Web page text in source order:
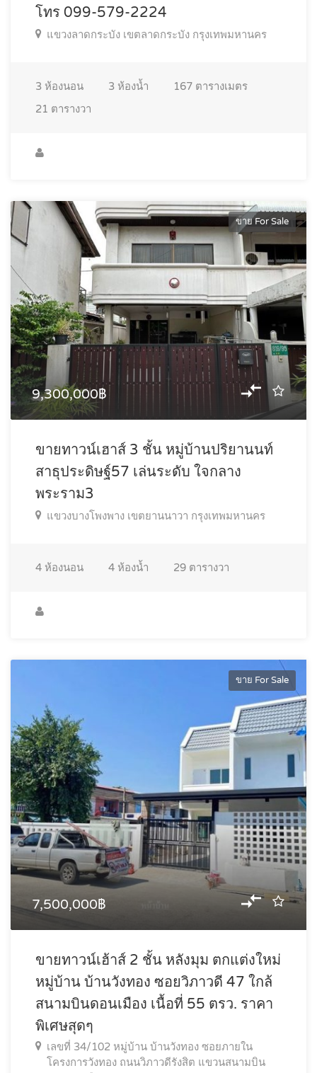
โทร 099-579-2224
แขวงลาดกระบัง เขตลาดกระบัง กรุงเทพมหานคร
3 ห้องนอน 3 ห้องน้ำ 167 ตารางเมตร
21 ตารางวา
ขาย For Sale
9,300,000฿
ขายทาวน์เฮาส์ 3 ชั้น หมู่บ้านปริยานนท์
สาธุประดิษฐ์57 เล่นระดับ ใจกลาง
พระราม3
แขวงบางโพงพาง เขตยานนาวา กรุงเทพมหานคร
4 ห้องนอน 4 ห้องน้ำ 29 ตารางวา
ขาย For Sale
7,500,000฿
ขายทาวน์เฮ้าส์ 2 ชั้น หลังมุม ตกแต่งใหม่
หมู่บ้าน บ้านวังทอง ซอยวิภาวดี 47 ใกล้
สนามบินดอนเมือง เนื้อที่ 55 ตรว. ราคา
พิเศษสุดๆ
เลขที่ 34/102 หมู่บ้าน บ้านวังทอง ซอยภายใน
โครงการวังทอง ถนนวิภาวดีรังสิต แขวนสนามบิน